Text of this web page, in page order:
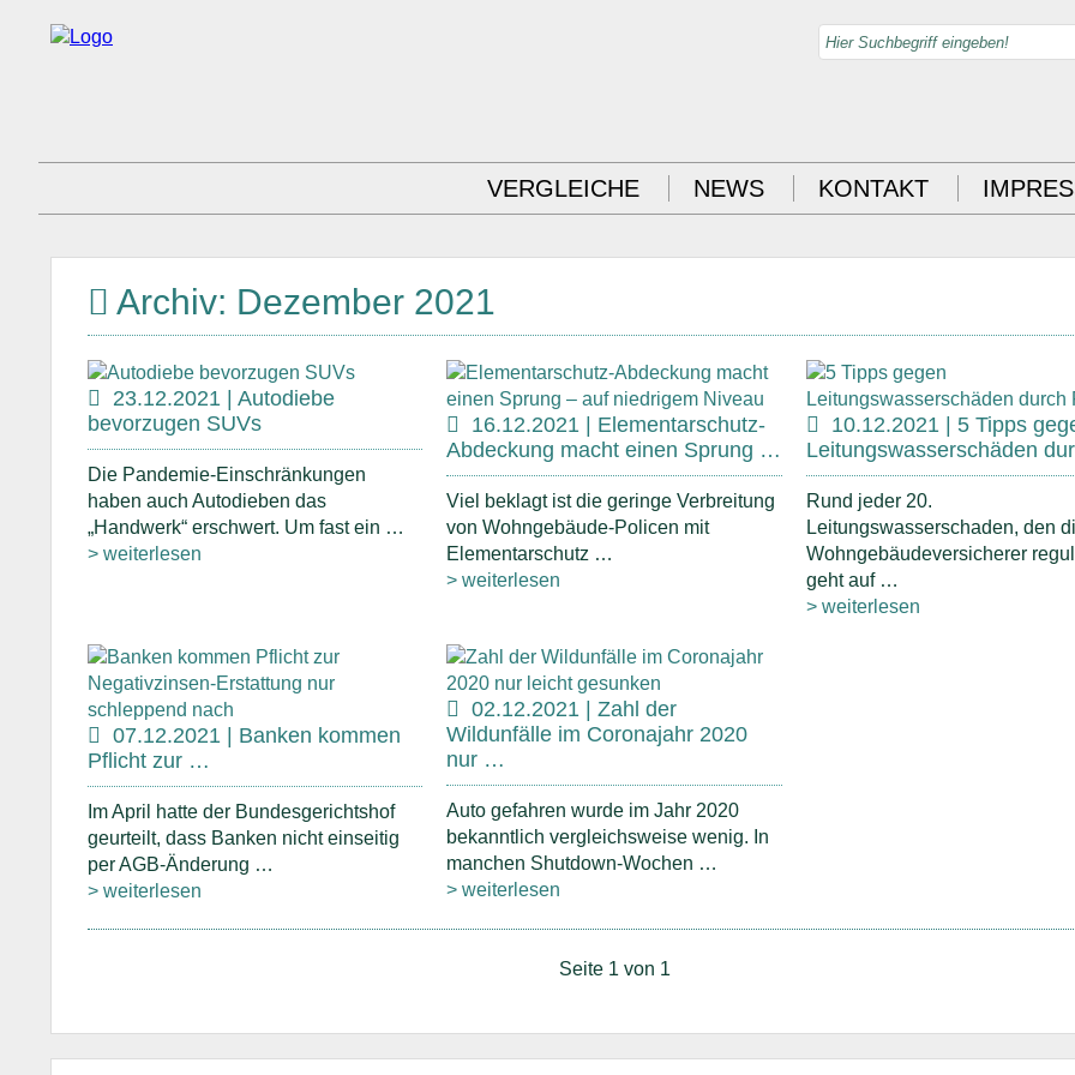
VERGLEICHE NEWS KONTAKT
Archiv: Dezember 2021
23.12.2021 | Autodiebe
bevorzugen SUVs
Die Pandemie-Einschränkungen
haben auch Autodieben das
„Handwerk“ erschwert. Um fast ein …
> weiterlesen
16.12.2021 | Elementarschutz-
Abdeckung macht einen Sprung …
Viel beklagt ist die geringe Verbreitung
von Wohngebäude-Policen mit
Elementarschutz …
> weiterlesen
10.12.2021 | 5 Tipps
Leitungswasserschäden
Rund jeder 20.
Leitungswasserschaden, den
Wohngebäudeversicherer
geht auf …
> weiterlesen
07.12.2021 | Banken kommen
Pflicht zur …
Im April hatte der Bundesgerichtshof
geurteilt, dass Banken nicht einseitig
per AGB-Änderung …
> weiterlesen
02.12.2021 | Zahl der
Wildunfälle im Coronajahr 2020
nur …
Auto gefahren wurde im Jahr 2020
bekanntlich vergleichsweise wenig. In
manchen Shutdown-Wochen …
> weiterlesen
Seite 1 von 1